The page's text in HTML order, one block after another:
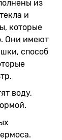
из
и
которые
Они имеют
способ
воду,